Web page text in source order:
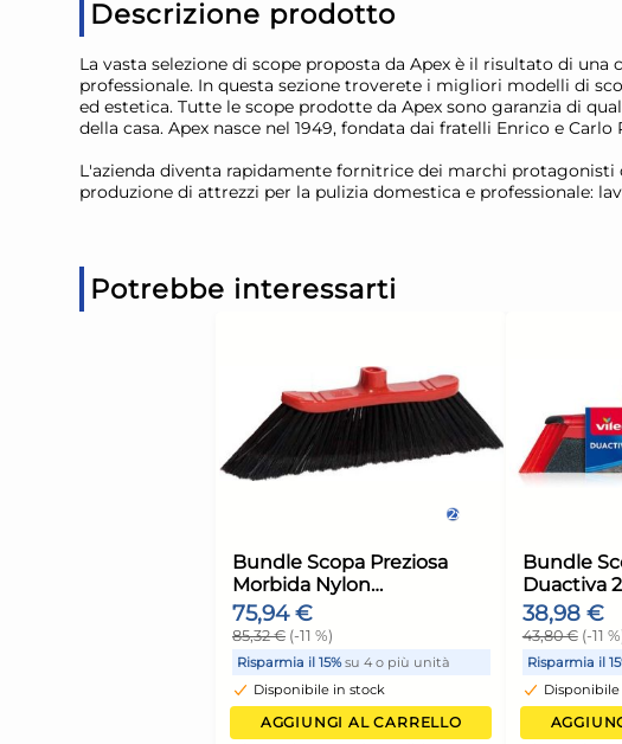
Descrizione prodotto
La vasta selezione di scope proposta da Apex è il risultato di
professionale. In questa sezione troverete i migliori modelli di
ed estetica. Tutte le scope prodotte da Apex sono garanzia di
della casa. Apex nasce nel 1949, fondata dai fratelli Enrico e Carlo
L'azienda diventa rapidamente fornitrice dei marchi protagonisti
produzione di attrezzi per la pulizia domestica e professionale:
Potrebbe interessarti